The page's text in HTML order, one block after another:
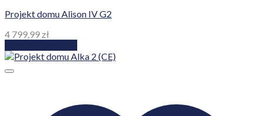
Projekt domu Alison IV G2
4 799,99 zł